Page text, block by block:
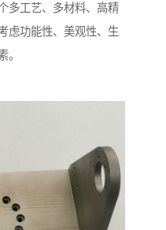
多工艺、多材料、高精
虑功能性、美观性、生
。